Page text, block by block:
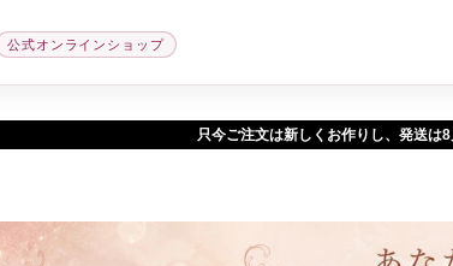
只今ご注文は新しくお作りし、発送は
公式オンラインショップ